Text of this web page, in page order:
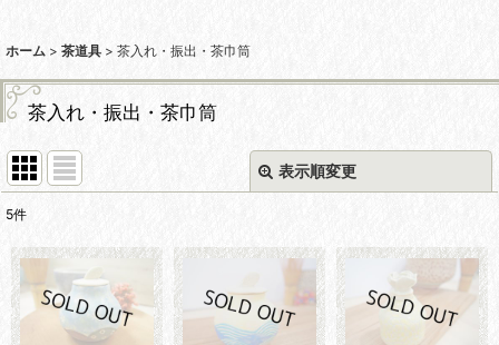
ホーム > 茶道具 > 茶入れ・振出・茶巾筒
茶入れ・振出・茶巾筒
表示順変更
並び順:
5件